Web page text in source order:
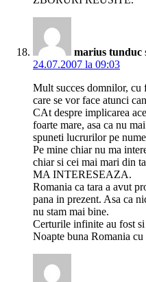
marius tunduc
24.07.2007 la 09:03
Mult succes domnilor, cu
care se vor face atunci
CAt despre implicarea
foarte mare, asa ca nu
spuneti lucrurilor pe
Pe mine chiar nu ma
chiar si cei mai mari din
MA INTERESEAZA.
Romania ca tara a avut
pana in prezent. Asa ca
nu stam mai bine.
Certurile infinite au fost
Noapte buna Romania